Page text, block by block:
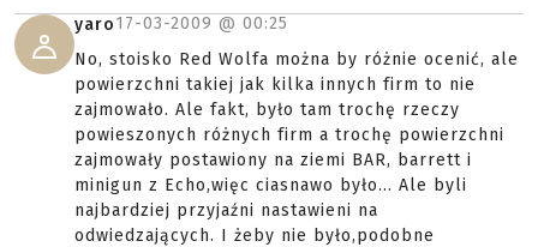
yaro17-03-2009 @ 00:25
No, stoisko Red Wolfa można by różnie ocenić, ale
powierzchni takiej jak kilka innych firm to nie
zajmowało. Ale fakt, było tam trochę rzeczy
powieszonych różnych firm a trochę powierzchni
zajmowały postawiony na ziemi BAR, barrett i
minigun z Echo,więc ciasnawo było... Ale byli
najbardziej przyjaźni nastawieni na
odwiedzających. I żeby nie było,podobne